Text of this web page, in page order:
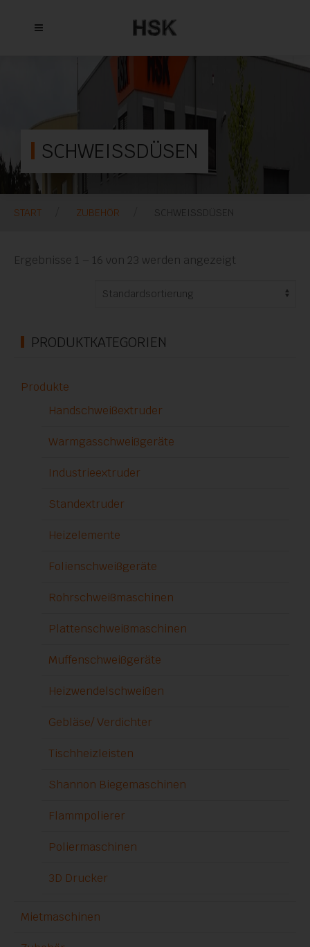
SCHWEISSDÜSEN
START ZUBEHÖR SCHWEISSDÜSEN
Ergebnisse 1 – 16 von 23 werden angezeigt
PRODUKTKATEGORIEN
Produkte
Handschweißextruder
Warmgasschweißgeräte
Industrieextruder
Standextruder
Heizelemente
Folienschweißgeräte
Rohrschweißmaschinen
Plattenschweißmaschinen
Muffenschweißgeräte
Heizwendelschweißen
Gebläse/ Verdichter
Tischheizleisten
Shannon Biegemaschinen
Flammpolierer
Poliermaschinen
3D Drucker
Mietmaschinen